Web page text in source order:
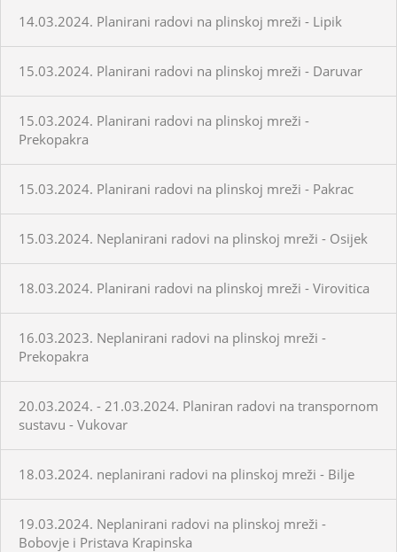
14.03.2024. Planirani radovi na plinskoj mreži - Lipik
15.03.2024. Planirani radovi na plinskoj mreži - Daruvar
15.03.2024. Planirani radovi na plinskoj mreži -
Prekopakra
15.03.2024. Planirani radovi na plinskoj mreži - Pakrac
15.03.2024. Neplanirani radovi na plinskoj mreži - Osijek
18.03.2024. Planirani radovi na plinskoj mreži - Virovitica
16.03.2023. Neplanirani radovi na plinskoj mreži -
Prekopakra
20.03.2024. - 21.03.2024. Planiran radovi na transpornom
sustavu - Vukovar
18.03.2024. neplanirani radovi na plinskoj mreži - Bilje
19.03.2024. Neplanirani radovi na plinskoj mreži -
Bobovje i Pristava Krapinska